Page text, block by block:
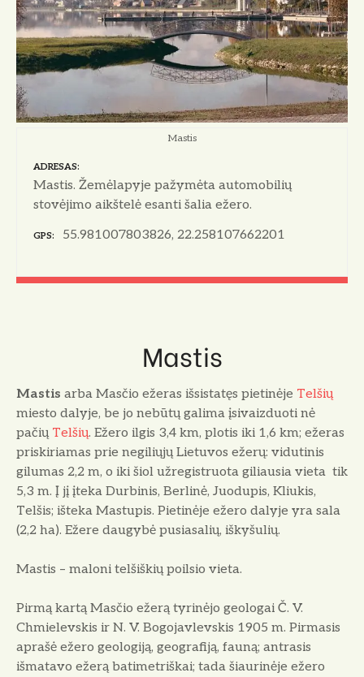
Mastis
ADRESAS
Mastis. Žemėlapyje pažymėta automobilių
stovėjimo aikštelė esanti šalia ežero.
GPS 55.981007803826, 22.258107662201
Mastis
Mastis arba Masčio ežeras išsistatęs pietinėje Telšių
miesto dalyje, be jo nebūtų galima įsivaizduoti nė
pačių Telšių. Ežero ilgis 3,4 km, plotis iki 1,6 km; ežeras
priskiriamas prie negiliųjų Lietuvos ežerų: vidutinis
gilumas 2,2 m, o iki šiol užregistruota giliausia vieta tik
5,3 m. Į jį įteka Durbinis, Berlinė, Juodupis, Kliukis,
Telšis; išteka Mastupis. Pietinėje ežero dalyje yra sala
(2,2 ha). Ežere daugybė pusiasalių, iškyšulių.
Mastis – maloni telšiškių poilsio vieta.
Pirmą kartą Masčio ežerą tyrinėjo geologai Č. V.
Chmielevskis ir N. V. Bogojavlevskis 1905 m. Pirmasis
aprašė ežero geologiją, geografiją, fauną; antrasis
išmatavo ežerą batimetriškai; tada šiaurinėje ežero